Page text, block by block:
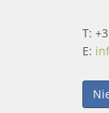
T:
E: